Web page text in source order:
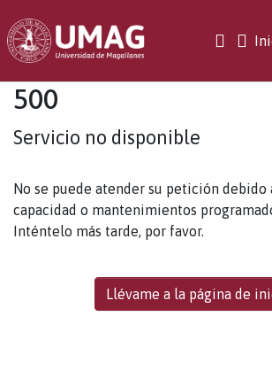
500
Servicio no disponible
No se puede atender su petición debido
capacidad o mantenimientos
Inténtelo más tarde, por favor.
Llévame a la página de